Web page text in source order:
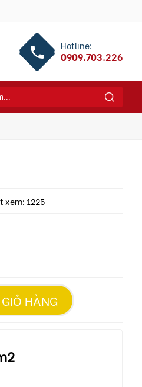
Hotline:
0909.703.226
xem: 1225
HÀNG